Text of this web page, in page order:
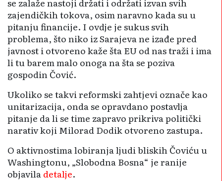
se zalaže nastoji držati i održati izvan svih
zajendičkih tokova, osim naravno kada su u
pitanju financije. I ovdje je sukus svih
problema, što niko iz Sarajeva ne izađe pred
javnost i otvoreno kaže šta EU od nas traži i ima
li tu barem malo onoga na šta se poziva
gospodin Čović.
Ukoliko se takvi reformski zahtjevi označe kao
unitarizacija, onda se opravdano postavlja
pitanje da li se time zapravo prikriva politički
narativ koji Milorad Dodik otvoreno zastupa.
O aktivnostima lobiranja ljudi bliskih Čoviću u
Washingtonu, „Slobodna Bosna“ je ranije
objaviladetalje.